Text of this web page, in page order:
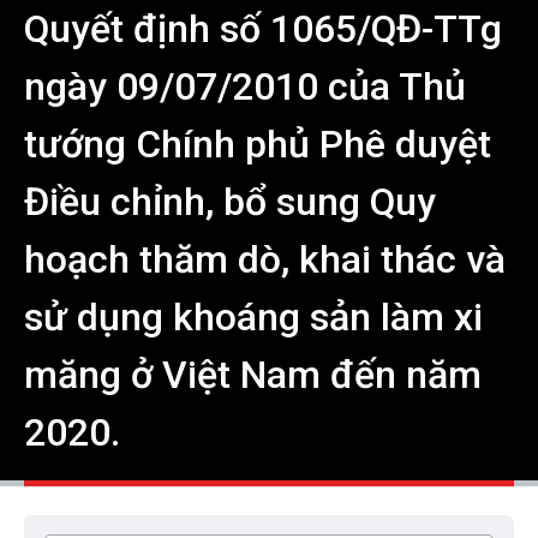
Quyết định số 1065/QĐ-TTg
ngày 09/07/2010 của Thủ
tướng Chính phủ Phê duyệt
Điều chỉnh, bổ sung Quy
hoạch thăm dò, khai thác và
sử dụng khoáng sản làm xi
măng ở Việt Nam đến năm
2020.